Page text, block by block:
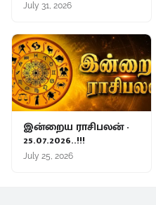
July 31, 2026
இன்றைய ராசிபலன் -
25.07.2026..!!!
July 25, 2026